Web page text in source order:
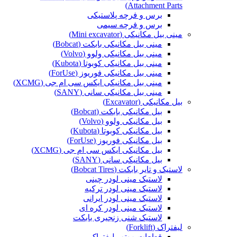
Attachment Parts)
برس و فرچه پلاستیکی
برس و فرچه سیمی
مینی بیل مکانیکی (Mini excavator)
مینی بیل مکانیکی بابکت (Bobcat)
مینی بیل مکانیکی ولوو (Volvo)
مینی بیل مکانیکی کوبوتا (Kubota)
مینی بیل مکانیکی فوریوز (ForUse)
مینی بیل مکانیکی ایکس سی ام جی (XCMG)
مینی بیل مکانیکی سانی (SANY)
بیل مکانیکی (Excavator)
بیل مکانیکی بابکت (Bobcat)
بیل مکانیکی ولوو (Volvo)
بیل مکانیکی کوبوتا (Kubota)
بیل مکانیکی فوریوز (ForUse)
بیل مکانیکی ایکس سی ام جی (XCMG)
بیل مکانیکی سانی (SANY)
لاستیک و تایر بابکت (Bobcat Tires)
لاستیک مینی لودر چینی
لاستیک مینی لودر ترکیه
لاستیک مینی لودر ایرانی
لاستیک مینی لودر کره ای
لاستیک شنی زنجیری بابکت
لیفتراک (Forklift)